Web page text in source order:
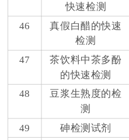
快速检测
46 真假白醋的快速
检测
47
茶饮料中茶多酚
的快速检测
48 豆浆生熟度的检
测
49 砷检测试剂